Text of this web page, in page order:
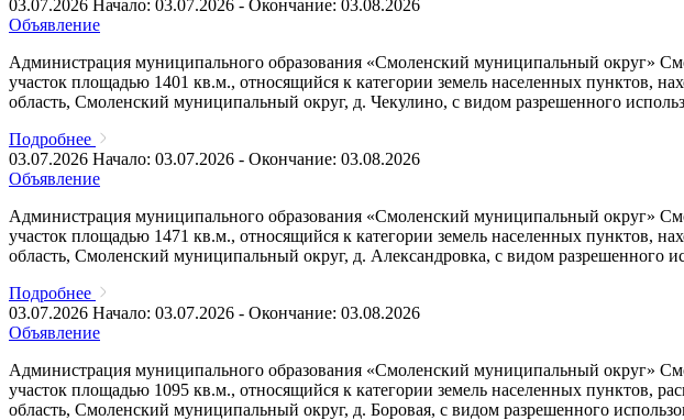
03.07.2026 Начало: 03.07.2026 - Окончание: 03.08.2026
Объявление
Администрация муниципального образования «Смоленский муниципальный округ»
участок площадью 1401 кв.м., относящийся к категории земель населенных пунктов,
область, Смоленский муниципальный округ, д. Чекулино, с видом разрешенного
Подробнее
03.07.2026 Начало: 03.07.2026 - Окончание: 03.08.2026
Объявление
Администрация муниципального образования «Смоленский муниципальный округ»
участок площадью 1471 кв.м., относящийся к категории земель населенных пунктов,
область, Смоленский муниципальный округ, д. Александровка, с видом разрешенного
Подробнее
03.07.2026 Начало: 03.07.2026 - Окончание: 03.08.2026
Объявление
Администрация муниципального образования «Смоленский муниципальный округ»
участок площадью 1095 кв.м., относящийся к категории земель населенных пунктов,
область, Смоленский муниципальный округ, д. Боровая, с видом разрешенного